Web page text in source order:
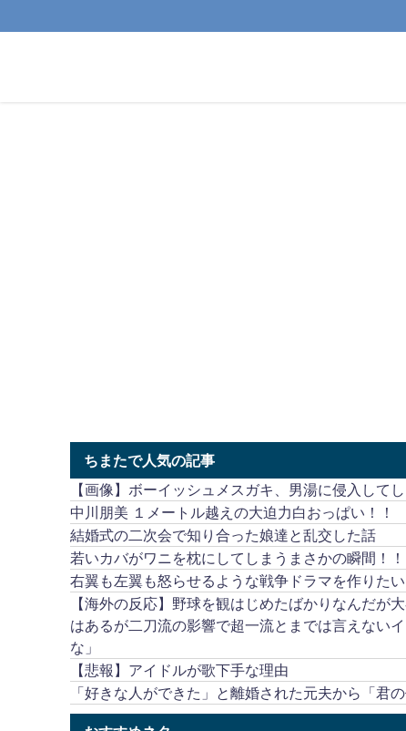
ちまたで人気の記事
【画像】ボーイッシュメスガキ、男湯に侵入して
中川朋美 １メートル越えの大迫力白おっぱい！！
結婚式の二次会で知り合った娘達と乱交した話
若いカバがワニを枕にしてしまうまさかの瞬間！！
右翼も左翼も怒らせるような戦争ドラマを作りたい
【海外の反応】野球を観はじめたばかりなんだ
はあるが二刀流の影響で超一流とまでは言えない
な」
【悲報】アイドルが歌下手な理由
「好きな人ができた」と離婚された元夫から「君